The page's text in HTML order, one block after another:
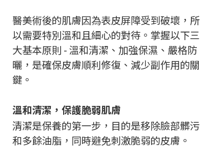
醫美術後的肌膚因為表皮屏障受到破壞，所
以需要特別溫和且細心的對待。掌握以下三
大基本原則 - 溫和清潔、加強保濕、嚴格防
曬，是確保皮膚順利修復、減少副作用的關
鍵。
溫和清潔，保護脆弱肌膚
清潔是保養的第一步，目的是移除臉部髒污
和多餘油脂，同時避免刺激脆弱的皮膚。